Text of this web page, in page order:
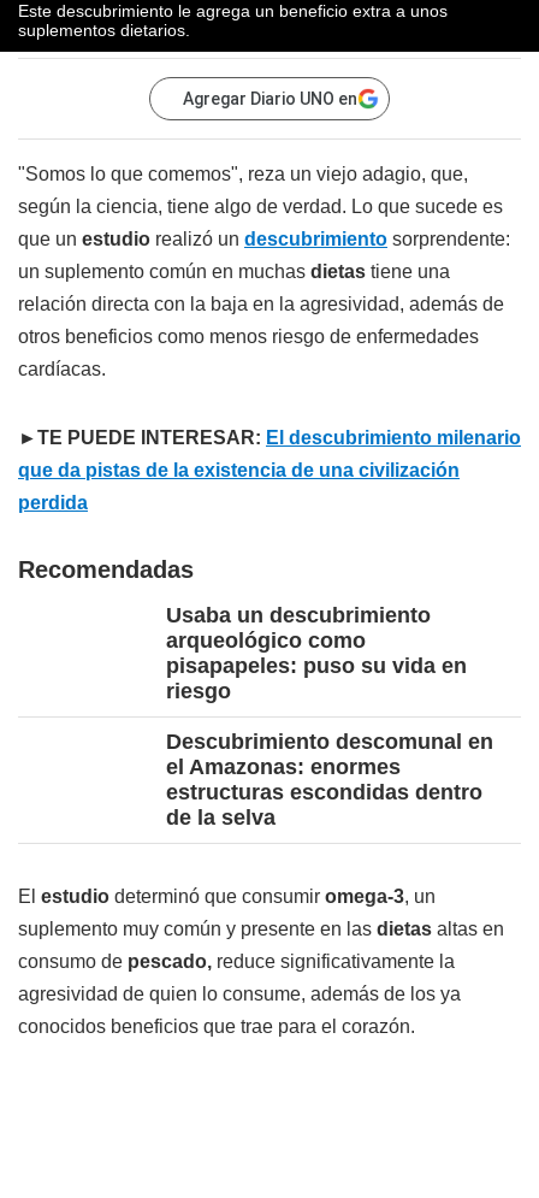
Este descubrimiento le agrega un beneficio extra a unos
suplementos dietarios.
Agregar Diario UNO en
"Somos lo que comemos", reza un viejo adagio, que,
según la ciencia, tiene algo de verdad. Lo que sucede es
que un estudio realizó un descubrimiento sorprendente:
un suplemento común en muchas dietas tiene una
relación directa con la baja en la agresividad, además de
otros beneficios como menos riesgo de enfermedades
cardíacas.
►TE PUEDE INTERESAR: El descubrimiento milenario
que da pistas de la existencia de una civilización
perdida
Recomendadas
Usaba un descubrimiento
arqueológico como
pisapapeles: puso su vida en
riesgo
Descubrimiento descomunal en
el Amazonas: enormes
estructuras escondidas dentro
de la selva
El estudio determinó que consumir omega-3, un
suplemento muy común y presente en las dietas altas en
consumo de pescado, reduce significativamente la
agresividad de quien lo consume, además de los ya
conocidos beneficios que trae para el corazón.